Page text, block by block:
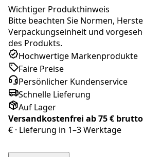
Wichtiger Produkthinweis
Bitte beachten Sie Normen,
Verpackungseinheit und
des Produkts.
Hochwertige Markenprodukte
Faire Preise
Persönlicher Kundenservice
Schnelle Lieferung
Auf Lager
Versandkostenfrei ab75 € brutto
€ · Lieferung in 1–3 Werktage